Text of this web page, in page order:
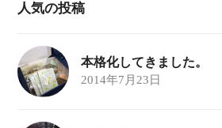
人気の投稿
本格化してきました。
2014年7月23日